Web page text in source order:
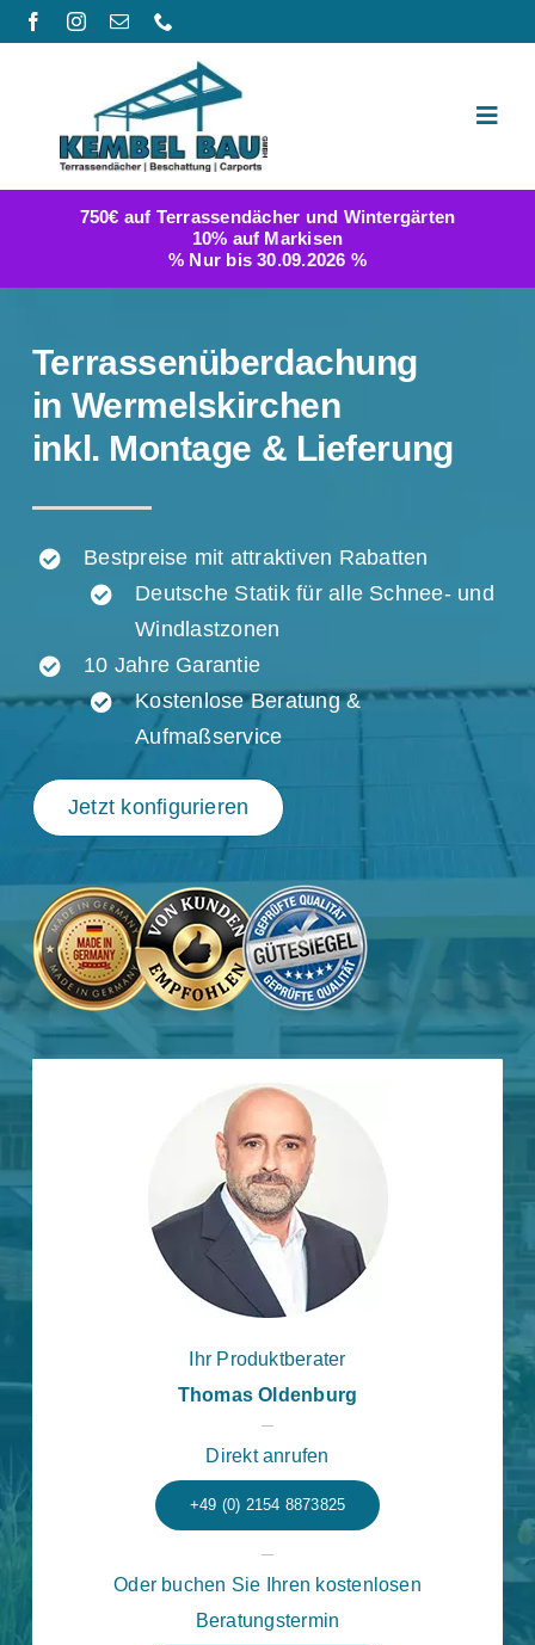
Zum
Produktwelt
FAQ
Konfigurator
750€ auf Terrassendächer und Wintergärten
10% auf Markisen
% Nur bis 30.09.2026 %
Terrassenüberdachung
in Wermelskirchen
inkl. Montage & Lieferung
Bestpreise mit attraktiven Rabatten
Deutsche Statik für alle Schnee- und
Windlastzonen
10 Jahre Garantie
Kostenlose Beratung &
Aufmaßservice
Jetzt konfigurieren
Ihr Produktberater
Thomas Oldenburg
Direkt anrufen
+49 (0) 2154 8873825
Oder buchen Sie Ihren kostenlosen
Beratungstermin